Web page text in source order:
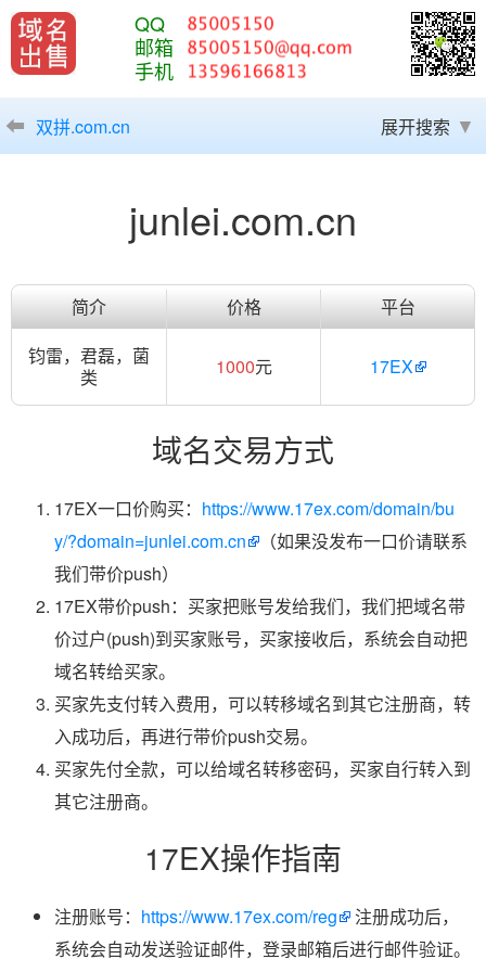
QQ
邮箱
手机
双拼.com.cn 展开搜索
junlei.com.cn
简介 价格
平台
钧雷，君磊，菌
类
1000元 17EX
域名交易方式
17EX一口价购买： https://www.17ex.com/domain/bu
y/?domain=junlei.com.cn
（如果没发布一口价请联系
我们带价push）
17EX带价push：买家把账号发给我们，我们把域名带
价过户(push)到买家账号，买家接收后，系统会自动把
域名转给买家。
买家先支付转入费用，可以转移域名到其它注册商，转
入成功后，再进行带价push交易。
买家先付全款，可以给域名转移密码，买家自行转入到
其它注册商。
17EX操作指南
注册账号： https://www.17ex.com/reg
注册成功后，
系统会自动发送验证邮件，登录邮箱后进行邮件验证。